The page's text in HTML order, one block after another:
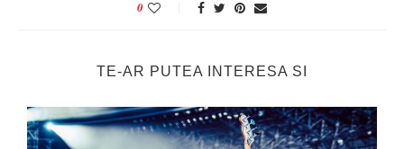
0
TE-AR PUTEA INTERESA SI